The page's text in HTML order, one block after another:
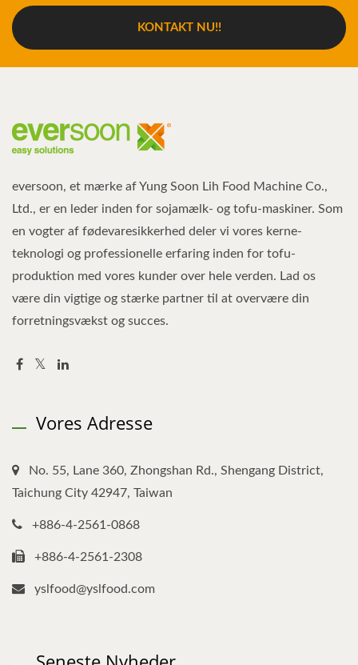
KONTAKT NU!!
eversoon, et mærke af Yung Soon Lih Food Machine Co.,
Ltd., er en leder inden for sojamælk- og tofu-maskiner. Som
en vogter af fødevaresikkerhed deler vi vores kerne-
teknologi og professionelle erfaring inden for tofu-
produktion med vores kunder over hele verden. Lad os
være din vigtige og stærke partner til at overvære din
forretningsvækst og succes.
Vores Adresse
No. 55, Lane 360, Zhongshan Rd., Shengang District,
Taichung City 42947, Taiwan
+886-4-2561-0868
+886-4-2561-2308
yslfood@yslfood.com